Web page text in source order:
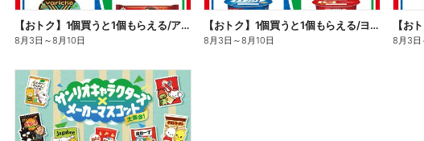
【おトク】1個買うと1個もらえる/アイス
8月3日 ～8月10日
【おトク】1個買うと1個もらえる/ヨーグルト
8月3日 ～8月10日
【お
8月3日